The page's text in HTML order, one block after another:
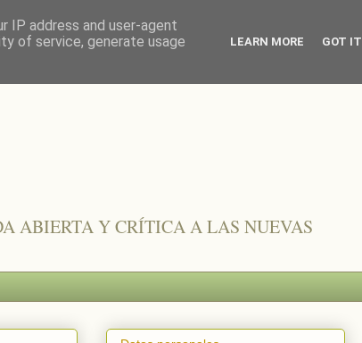
ABIERTA Y CRÍTICA A LAS NUEVAS
IP address and user-agent
of service, generate usage
LEARN MORE GOT IT